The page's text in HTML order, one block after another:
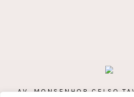
AV. MONSENHOR CELSO